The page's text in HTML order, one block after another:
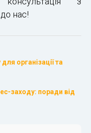
нас!
організації та
заходу: поради від